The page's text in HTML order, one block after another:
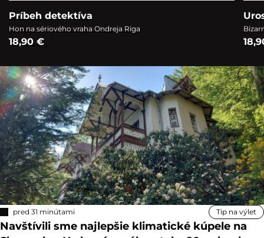
Príbeh detektíva
Hon na sériového vraha Ondreja Riga
18,90 €
pred 31 minútami Tip na výlet
Navštívili sme najlepšie klimatické kúpele na